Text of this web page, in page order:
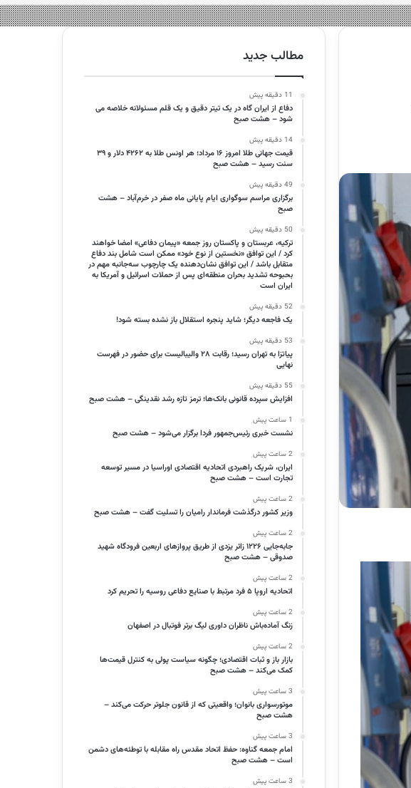
مطالب جدید
11 دقیقه پیش
دفاع از ایران گاه در یک تیتر دقیق و یک قلم مسئولانه خلاصه می
شود – هشت صبح
14 دقیقه پیش
قیمت جهانی طلا امروز ۱۶ مرداد؛ هر اونس طلا به ۴۲۶۲ دلار و ۳۹
سنت رسید – هشت صبح
49 دقیقه پیش
برگزاری مراسم سوگواری ایام پایانی ماه صفر در خرم‌آباد – هشت
صبح
50 دقیقه پیش
ترکیه، عربستان و پاکستان روز جمعه «پیمان دفاعی» امضا خواهند
کرد / این توافق «نخستین از نوع خود» ممکن است شامل بند دفاع
متقابل باشد / این توافق نشان‌دهنده یک چارچوب سه‌جانبه مهم در
بحبوحه تشدید بحران منطقه‌ای پس از حملات اسرائیل و آمریکا به
ایران است
52 دقیقه پیش
یک فاجعه دیگر؛ شاید پنجره استقلال باز نشده بسته شود!
53 دقیقه پیش
پیاتزا به تهران رسید؛ رقابت ۲۸ والیبالیست برای حضور در فهرست
نهایی
55 دقیقه پیش
افزایش سپرده قانونی بانک‌ها؛ ترمز تازه رشد نقدینگی – هشت صبح
1 ساعت پیش
نشست خبری رئیس‌جمهور فردا برگزار می‌شود – هشت صبح
2 ساعت پیش
ایران، شریک راهبردی اتحادیه اقتصادی اوراسیا در مسیر توسعه
تجارت است – هشت صبح
2 ساعت پیش
وزیر کشور درگذشت فرماندار رامیان را تسلیت گفت – هشت صبح
2 ساعت پیش
جابه‌جایی ۱۲۲۶ زائر یزدی از طریق پروازهای اربعین فرودگاه شهید
صدوقی – هشت صبح
2 ساعت پیش
اتحادیه اروپا ۵ فرد مرتبط با صنایع دفاعی روسیه را تحریم کرد
2 ساعت پیش
زنگ آماده‌باش ناظران داوری لیگ برتر فوتبال در اصفهان
2 ساعت پیش
بازار باز و ثبات اقتصادی؛ چگونه سیاست پولی به کنترل قیمت‌ها
کمک می‌کند – هشت صبح
3 ساعت پیش
موتورسواری بانوان؛ واقعیتی که از قانون جلوتر حرکت می‌کند –
هشت صبح
3 ساعت پیش
امام جمعه گناوه: حفظ اتحاد مقدس راه مقابله با توطئه‌های دشمن
است – هشت صبح
3 ساعت پیش